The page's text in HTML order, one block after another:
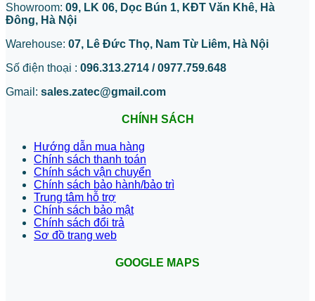
Showroom: 09, LK 06, Dọc Bún 1, KĐT Văn Khê, Hà
Đông, Hà Nội
Warehouse: 07, Lê Đức Thọ, Nam Từ Liêm, Hà Nội
Số điện thoại : 096.313.2714 / 0977.759.648
Gmail: sales.zatec@gmail.com
CHÍNH SÁCH
Hướng dẫn mua hàng
Chính sách thanh toán
Chính sách vận chuyển
Chính sách bảo hành/bảo trì
Trung tâm hỗ trợ
Chính sách bảo mật
Chính sách đổi trả
Sơ đồ trang web
GOOGLE MAPS